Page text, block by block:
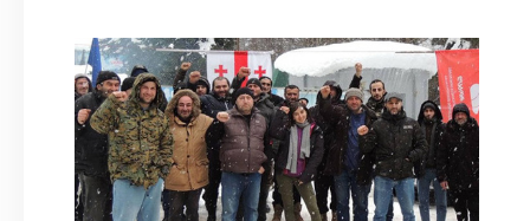
Отчеты
Предложить публикацию
Справочник
API